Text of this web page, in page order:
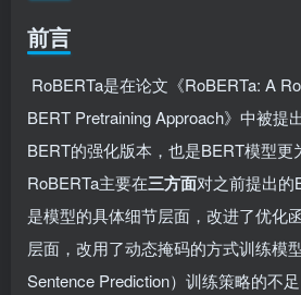
前言
RoBERTa是在论文《RoBERTa: A
BERT Pretraining Approach》中被提
BERT的强化版本，也是BERT模型更
RoBERTa主要在三方面对之前提出的
是模型的具体细节层面，改进了优化
层面，改用了动态掩码的方式训练模
Sentence Prediction）训练策略的不